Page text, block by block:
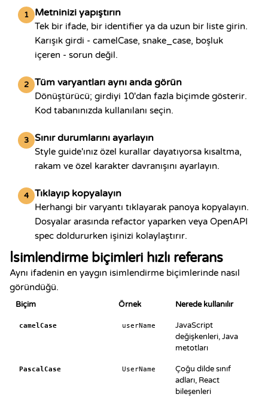
1 Metninizi yapıştırın
Tek bir ifade, bir identifier ya da uzun bir liste girin.
Karışık girdi - camelCase, snake_case, boşluk
içeren - sorun değil.
2 Tüm varyantları aynı anda görün
Dönüştürücü; girdiyi 10'dan fazla biçimde gösterir.
Kod tabanınızda kullanılanı seçin.
3 Sınır durumlarını ayarlayın
Style guide'ınız özel kurallar dayatıyorsa kısaltma,
rakam ve özel karakter davranışını ayarlayın.
4 Tıklayıp kopyalayın
Herhangi bir varyantı tıklayarak panoya kopyalayın.
Dosyalar arasında refactor yaparken veya OpenAPI
spec doldururken işinizi kolaylaştırır.
İsimlendirme biçimleri hızlı referans
Aynı ifadenin en yaygın isimlendirme biçimlerinde nasıl
göründüğü.
Biçim Örnek Nerede kullanılır
camelCase userName
JavaScript
değişkenleri, Java
metotları
PascalCase UserName
Çoğu dilde sınıf
adları, React
bileşenleri